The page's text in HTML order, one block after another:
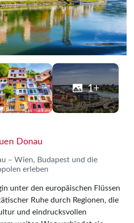
1+
Donau
– Wien, Budapest und die
erleben
unter den europäischen Flüssen
Ruhe durch Regionen, die
und eindrucksvollen